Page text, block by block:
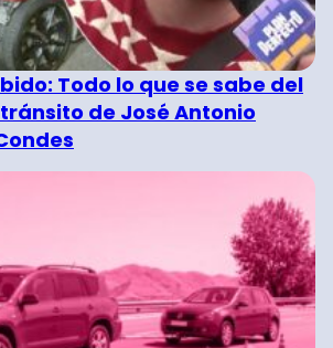
Todo lo que se sabe del
de José Antonio